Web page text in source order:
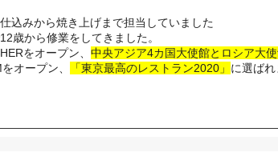
込みから焼き上げまで担当していました
歳から修業をしてきました。
をオープン、 中央アジア4カ国大使館とロシア大
オープン、
「東京最高のレストラン2020」 に選ば